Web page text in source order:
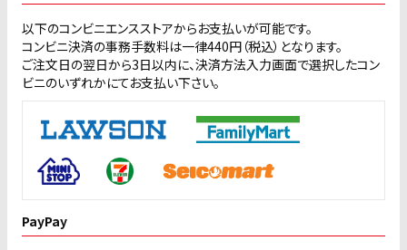
以下のコンビニエンスストアからお支払いが可能です。
コンビニ決済の事務手数料は一律440円（税込）となります。
ご注文日の翌日から3日以内に、決済方法入力画面で選択したコン
ビニのいずれかにてお支払い下さい。
PayPay